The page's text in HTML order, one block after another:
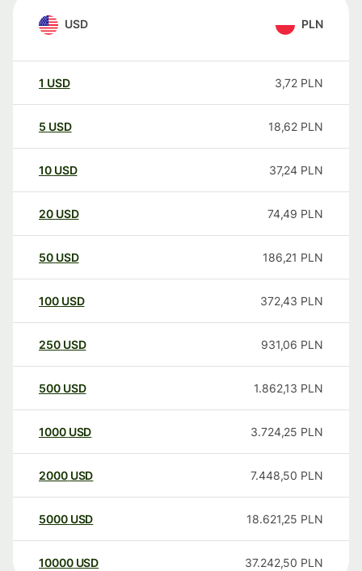
USD PLN
1 USD 3,72 PLN
5 USD 18,62 PLN
10 USD 37,24 PLN
20 USD 74,49 PLN
50 USD 186,21 PLN
100 USD 372,43 PLN
250 USD 931,06 PLN
500 USD 1.862,13 PLN
1000 USD 3.724,25 PLN
2000 USD 7.448,50 PLN
5000 USD 18.621,25 PLN
10000 USD 37.242,50 PLN